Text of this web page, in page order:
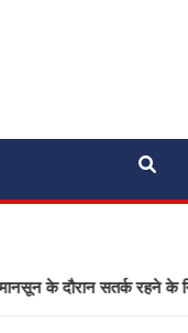
दौरान सतर्क रहने के निर्देश